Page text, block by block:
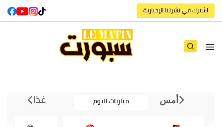
اشترك في نشرتنا الإخبارية
أمس مباريات اليوم غدًا